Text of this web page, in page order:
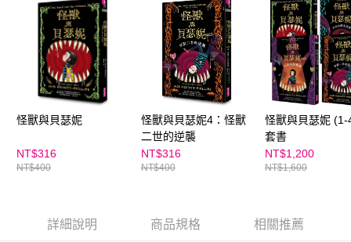
權轉讓予恩沛科技股份有限公司。
２．關於個人資料處理事宜，請瀏覽以下網址：
https://aftee.tw/terms/#terms3
３．未成年的使用者請事先徵得法定代理人或監護人之同意方可使用
「AFTEE先享後付」，若未經同意申辦者引起之損失，本公司不負相關責
４．使用「AFTEE先享後付」時，將依據個別帳號之用戶狀況，依本公司即
時審查核予不同之上限額度；若仍有額度不足之情形，本公司將視審查結果
請求用戶進行身份認證。
５．嚴禁一人註冊多個帳號或使用他人資訊註冊。若發現惡意使用之情形，
恩沛科技股份有限公司將有權停止該用戶之使用額度並採取法律行動。
怪獸與貝瑟妮
NT$316
NT$400
怪獸與貝瑟妮4：怪獸
二世的逆襲
NT$316
NT$400
怪獸與貝瑟妮 (1-
套書
NT$1,200
NT$1,600
詳細說明 商品規格 相關推薦